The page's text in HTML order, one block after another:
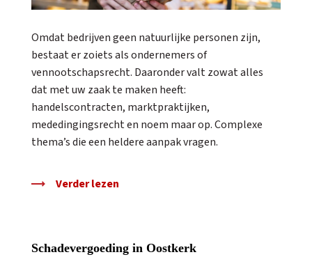
Omdat bedrijven geen natuurlijke personen zijn,
bestaat er zoiets als ondernemers of
vennootschapsrecht. Daaronder valt zowat alles
dat met uw zaak te maken heeft:
handelscontracten, marktpraktijken,
mededingingsrecht en noem maar op. Complexe
thema’s die een heldere aanpak vragen.
Verder lezen
Schadevergoeding in Oostkerk